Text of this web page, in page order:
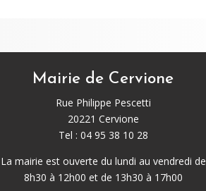
Mairie de Cervione
Rue Philippe Pescetti
20221 Cervione
Tel : 04 95 38 10 28
La mairie est ouverte du lundi au vendredi de
8h30 à 12h00 et de 13h30 à 17h00